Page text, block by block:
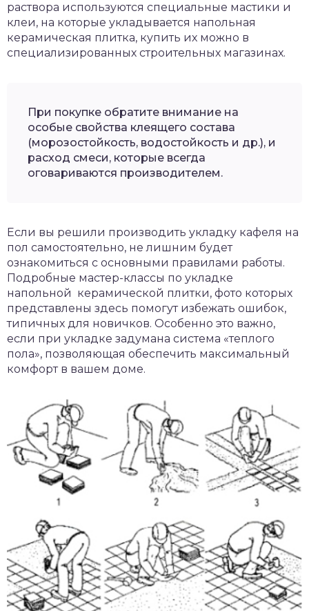
раствора используются специальные мастики и
клеи, на которые укладывается напольная
керамическая плитка, купить их можно в
специализированных строительных магазинах.
При покупке обратите внимание на
особые свойства клеящего состава
(морозостойкость, водостойкость и др.), и
расход смеси, которые всегда
оговариваются производителем.
Если вы решили производить укладку кафеля на
пол самостоятельно, не лишним будет
ознакомиться с основными правилами работы.
Подробные мастер-классы по укладке
напольной керамической плитки, фото которых
представлены здесь помогут избежать ошибок,
типичных для новичков. Особенно это важно,
если при укладке задумана система «теплого
пола», позволяющая обеспечить максимальный
комфорт в вашем доме.